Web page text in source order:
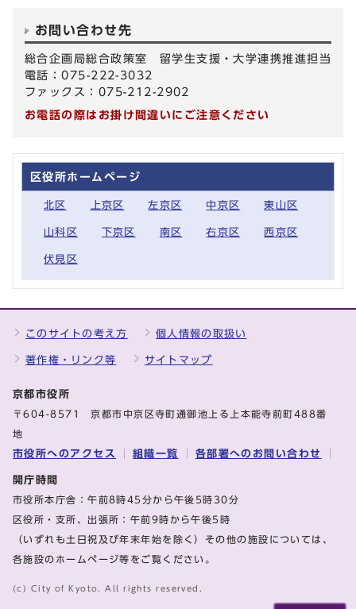
お問い合わせ先
総合企画局総合政策室 留学生支援・大学連携推進担当
電話：075-222-3032
ファックス：075-212-2902
お電話の際はお掛け間違いにご注意ください
区役所ホームページ
北区 上京区 左京区 中京区 東山区
山科区 下京区 南区 右京区 西京区
伏見区
このサイトの考え方 個人情報の取扱い
著作権・リンク等 サイトマップ
京都市役所
〒604-8571 京都市中京区寺町通御池上る上本能寺前町488番
地
市役所へのアクセス 組織一覧 各部署へのお問い合わせ
開庁時間
市役所本庁舎：午前8時45分から午後5時30分
区役所・支所、出張所：午前9時から午後5時
（いずれも土日祝及び年末年始を除く）その他の施設については、
各施設のホームページ等をご覧ください。
(c) City of Kyoto. All rights reserved.